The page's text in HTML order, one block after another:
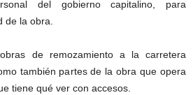
del gobierno capitalino, para
de la obra.
de remozamiento a la carretera
también partes de la obra que opera
tiene qué ver con accesos.